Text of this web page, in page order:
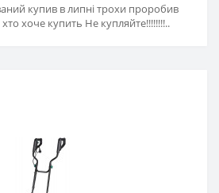
купив в липні трохи проробив
хоче купить Не купляйте!!!!!!!!..